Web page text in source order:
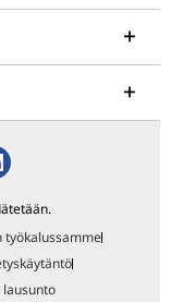
työkalussamme